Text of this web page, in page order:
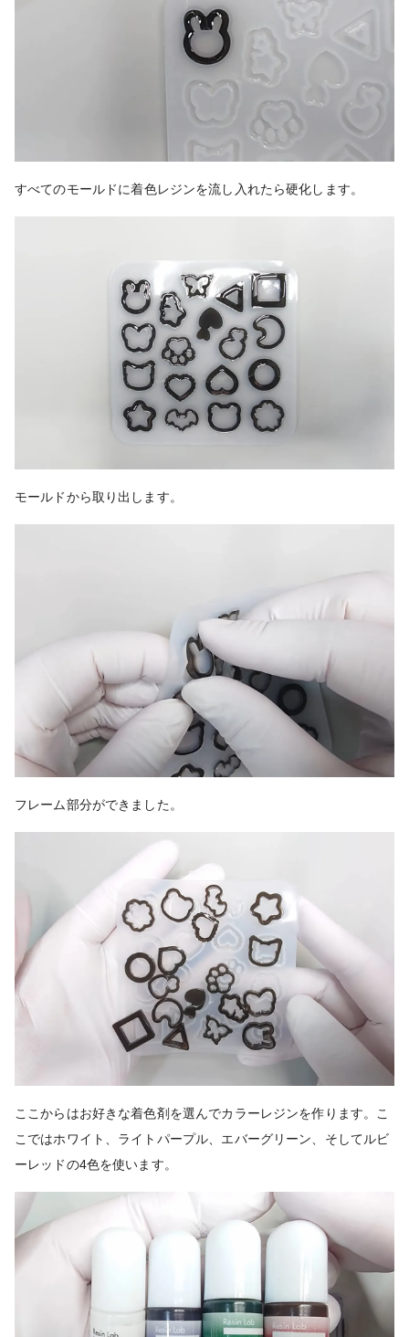
すべてのモールドに着色レジンを流し入れたら硬化します。
モールドから取り出します。
フレーム部分ができました。
ここからはお好きな着色剤を選んでカラーレジンを作ります。こ
こではホワイト、ライトパープル、エバーグリーン、そしてルビ
ーレッドの4色を使います。